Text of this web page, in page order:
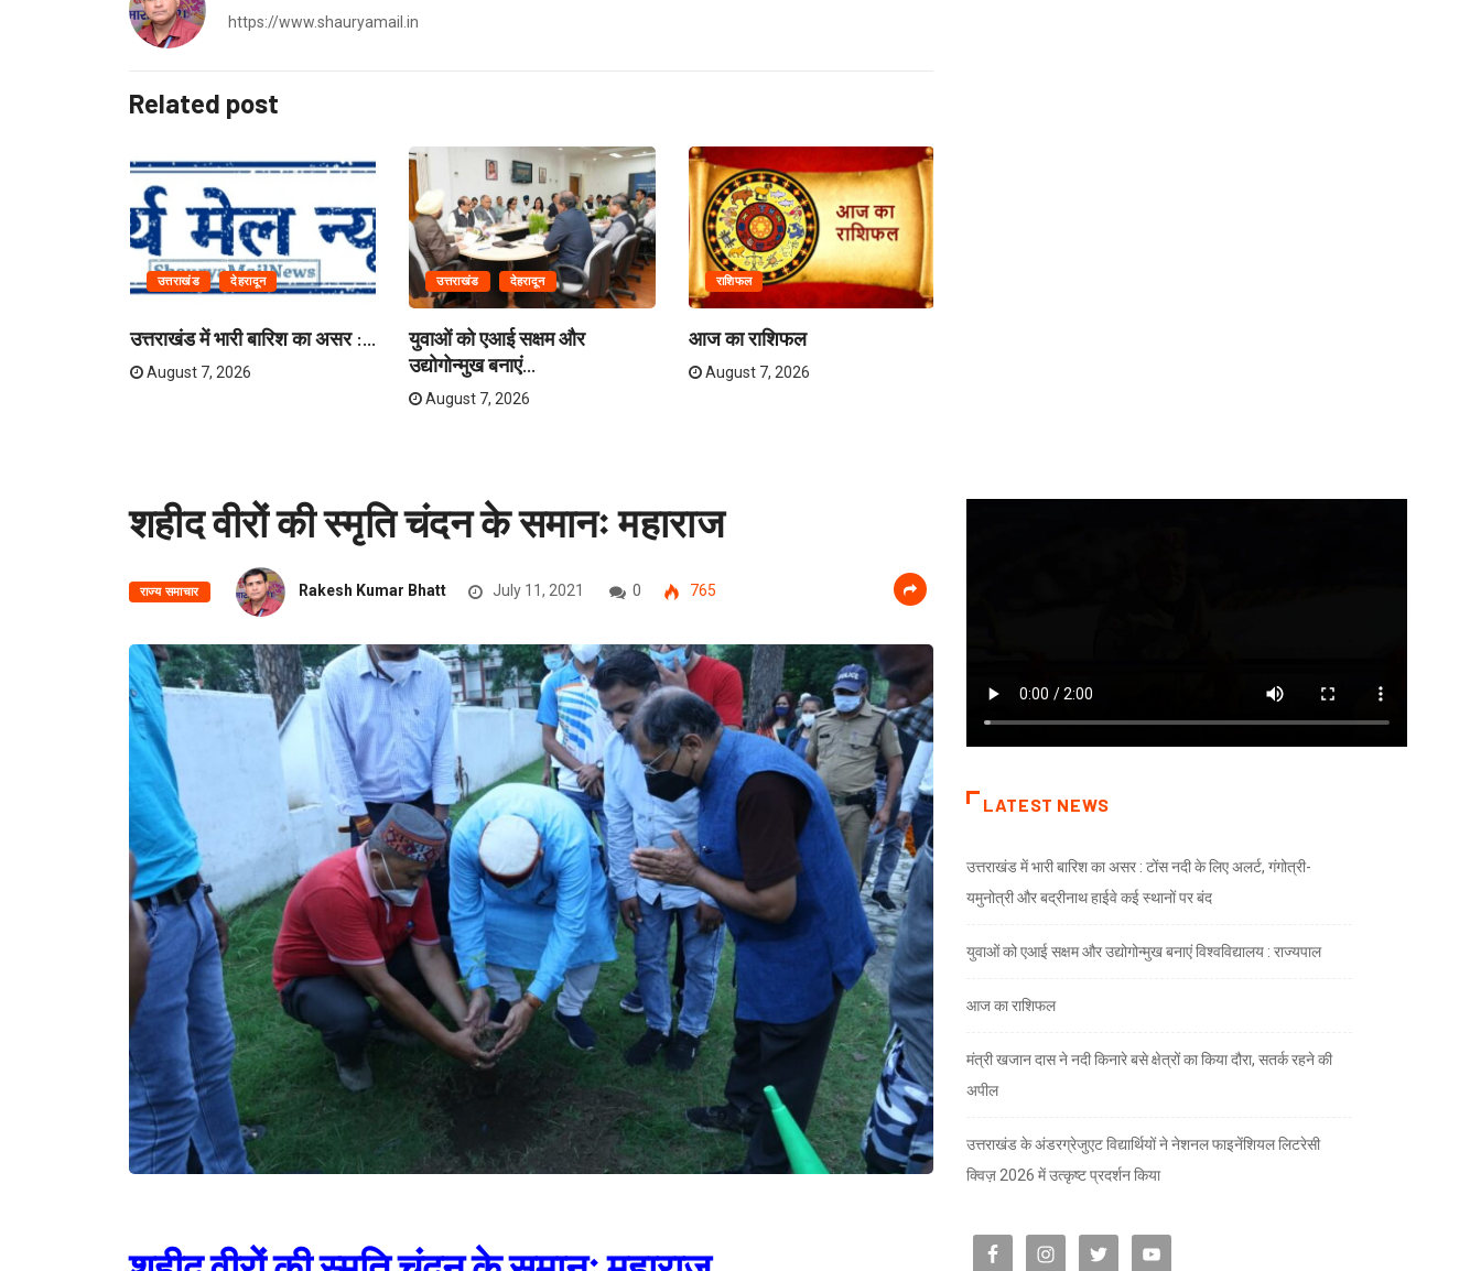
https://www.shauryamail.in
Related post
उत्तराखंड देहरादून
उत्तराखंड में भारी बारिश का असर :...
August 7, 2026
उत्तराखंड देहरादून
युवाओं को एआई सक्षम और
उद्योगोन्मुख बनाएं...
August 7, 2026
राशिफल
आज का राशिफल
August 7, 2026
शहीद वीरों की स्मृति चंदन के समानः महाराज
राज्य समाचार Rakesh Kumar Bhatt July 11, 2021 0 765
LATEST NEWS
उत्तराखंड में भारी बारिश का असर : टोंस नदी के लिए अलर्ट, गंगोत्री-
यमुनोत्री और बद्रीनाथ हाईवे कई स्थानों पर बंद
युवाओं को एआई सक्षम और उद्योगोन्मुख बनाएं विश्वविद्यालय : राज्यपाल
आज का राशिफल
मंत्री खजान दास ने नदी किनारे बसे क्षेत्रों का किया दौरा, सतर्क रहने की
अपील
उत्तराखंड के अंडरग्रेजुएट विद्यार्थियों ने नेशनल फाइनेंशियल लिटरेसी
क्विज़ 2026 में उत्कृष्ट प्रदर्शन किया